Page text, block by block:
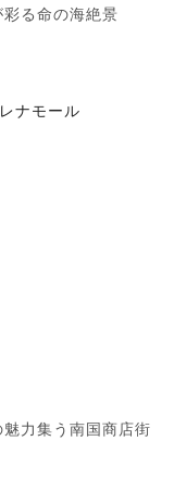
る命の海絶景
ナモール
力集う南国商店街